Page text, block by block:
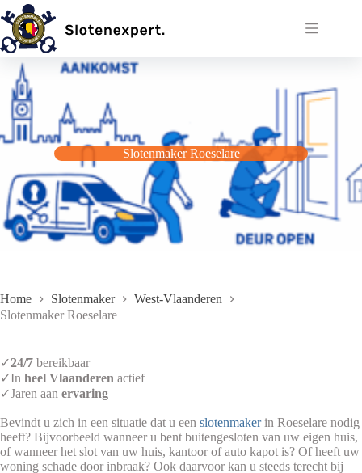
naar
de
inhoud
Slotenmaker Roeselare
Home Slotenmaker
West-Vlaanderen
Slotenmaker Roeselare
✓24/7 bereikbaar
✓In heel Vlaanderen actief
✓Jaren aan ervaring
Bevindt u zich in een situatie dat u een slotenmakerin Roeselare nodig
heeft? Bijvoorbeeld wanneer u bent buitengesloten van uw eigen huis,
of wanneer het slot van uw huis, kantoor of auto kapot is? Of heeft uw
woning schade door inbraak? Ook daarvoor kan u steeds terecht bij